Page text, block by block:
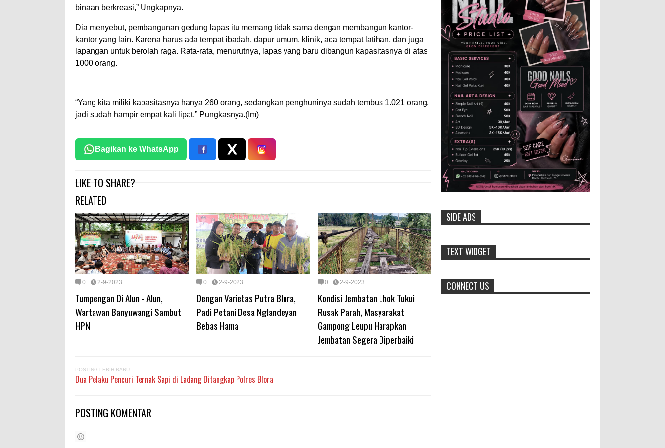
binaan berkreasi,” Ungkapnya.
Dia menyebut, pembangunan gedung lapas itu memang tidak sama dengan membangun kantor-
kantor yang lain. Karena harus ada tempat ibadah, dapur umum, klinik, ada tempat latihan, dan juga
lapangan untuk berolah raga. Rata-rata, menurutnya, lapas yang baru dibangun kapasitasnya di atas
1000 orang.
“Yang kita miliki kapasitasnya hanya 260 orang, sedangkan penghuninya sudah tembus 1.021 orang,
jadi sudah hampir empat kali lipat,” Pungkasnya.(Im)
Bagikan ke WhatsApp
LIKE TO SHARE?
RELATED
0 2-9-2023
Tumpengan Di Alun - Alun,
Wartawan Banyuwangi Sambut
HPN
0 2-9-2023
Dengan Varietas Putra Blora,
Padi Petani Desa Nglandeyan
Bebas Hama
0 2-9-2023
Kondisi Jembatan Lhok Tukui
Rusak Parah, Masyarakat
Gampong Leupu Harapkan
Jembatan Segera Diperbaiki
POSTING LEBIH BARU
Dua Pelaku Pencuri Ternak Sapi di Ladang Ditangkap Polres Blora
POSTING KOMENTAR
Kabupaten Jember 2025-2031, saat foto
bersama usai acara pelantikan di Gedung
Jember Nusantara, Selasa 28 Juli 2...
Anggota Karang Taruna Urunan
Demi Nobar Indonesia Lawan
Vietnam
Pertandingan sepakbola antara
Tim Indonesia dan Vietnam tidak dilewatkan
begitu saha oleh penggemar bola, termasuk
karang taruna bahkan mere...
Dukung Pariwisata Polres
Magetan Turut Ambil Bagian Trail
Run Ring of Lawu 2026
Istimewa MEMOPOS.co.id,
Erik Bangun Prakasa, S.H., S.I.K., M.M., turut
ambil bagian dalam ajang b...
Dari SiLPA Rp90 Miliar hingga
Masalah Air Bersih, Bupati Blora
DPRD
BLORA – Suasana berbeda mewarnai Rapat
SIDE ADS
TEXT WIDGET
CONNECT US